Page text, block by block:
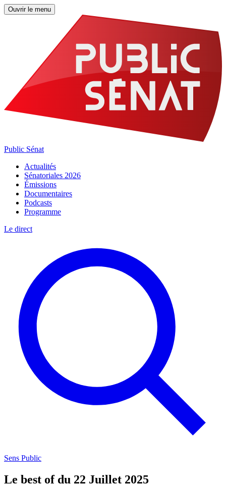
Ouvrir le menu
Public Sénat
Actualités
Sénatoriales 2026
Émissions
Documentaires
Podcasts
Programme
Le direct
Sens Public
Le best of du 22 Juillet 2025